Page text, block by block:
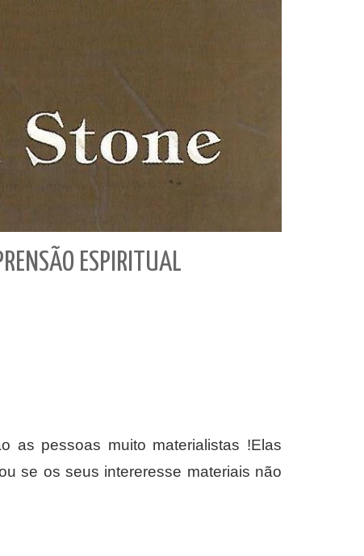
ESPIRITUAL
as pessoas muito materialistas !Elas
se os seus intereresse materiais não